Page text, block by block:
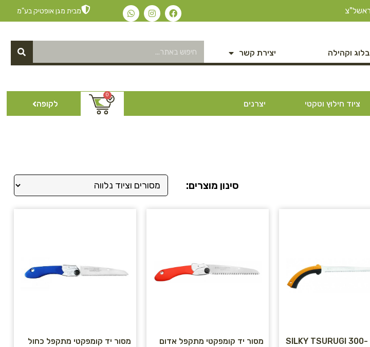
מבית מגן אופטיק בע"מ
בלוג וקהילה יצירת קשר
ציוד חילוץ וטקטי יצרנים
0
לקופה
סינון מוצרים:
מסור יד SILKY TSURUGI 300-
מסור יד קומפקטי מתקפל אדום
מסור יד קומפקטי מתקפל כחול